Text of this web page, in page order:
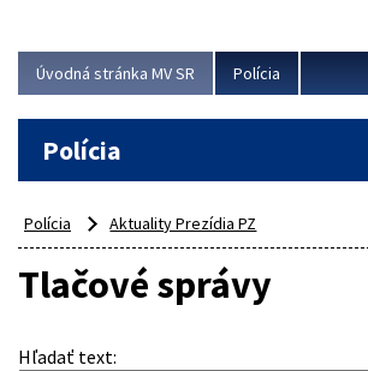
Úvodná stránka MV SR Polícia
Polícia
Polícia Aktuality Prezídia PZ
Tlačové správy
Hľadať text: